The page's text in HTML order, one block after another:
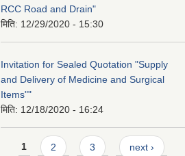
RCC Road and Drain"
मिति: 12/29/2020 - 15:30
Invitation for Sealed Quotation "Supply
and Delivery of Medicine and Surgical
Items""
मिति: 12/18/2020 - 16:24
Pages
1 2 3 next ›